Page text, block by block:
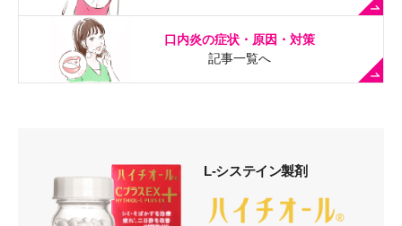
口内炎の症状・原因・対策
記事一覧へ
L-システイン製剤